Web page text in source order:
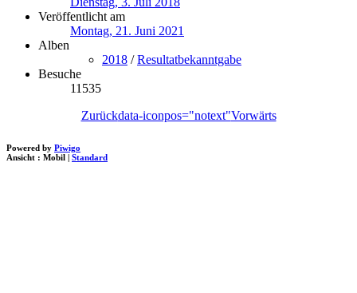
Veröffentlicht am
Montag, 21. Juni 2021
Alben
2018 /Resultatbekanntgabe
Besuche
11535
Zurückdata-iconpos="notext"Vorwärts
Powered by Piwigo
Ansicht : Mobil Standard